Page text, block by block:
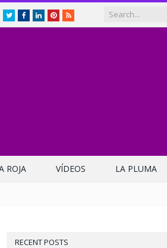
TwitterFacebookLinkedInPinterest
RSS
ROJA VÍDEOS LA PLUMA
RECENT POSTS